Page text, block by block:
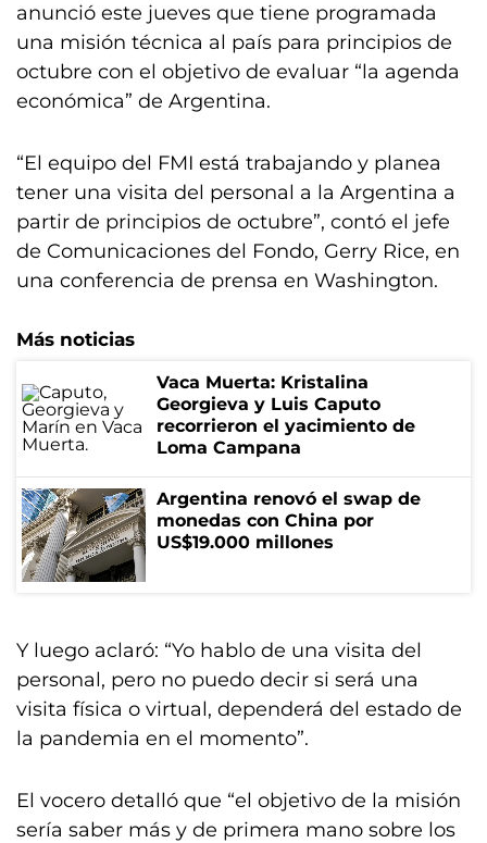
anunció este jueves que tiene programada
una misión técnica al país para principios de
octubre con el objetivo de evaluar “la agenda
económica” de Argentina.
“El equipo del FMI está trabajando y planea
tener una visita del personal a la Argentina a
partir de principios de octubre”, contó el jefe
de Comunicaciones del Fondo, Gerry Rice, en
una conferencia de prensa en Washington.
Más noticias
Vaca Muerta: Kristalina
Georgieva y Luis Caputo
recorrieron el yacimiento de
Loma Campana
Argentina renovó el swap de
monedas con China por
US$19.000 millones
Y luego aclaró: “Yo hablo de una visita del
personal, pero no puedo decir si será una
visita física o virtual, dependerá del estado de
la pandemia en el momento”.
El vocero detalló que “el objetivo de la misión
sería saber más y de primera mano sobre los